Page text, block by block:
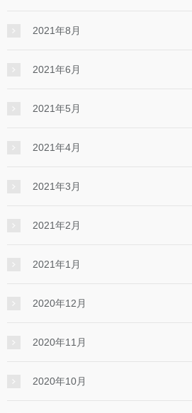
2021年8月
2021年6月
2021年5月
2021年4月
2021年3月
2021年2月
2021年1月
2020年12月
2020年11月
2020年10月